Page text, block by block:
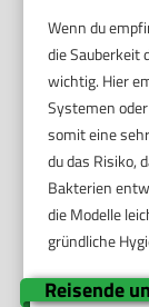
Wenn du
die Sauberkeit
wichtig. Hier
Systemen
somit eine
du das Risiko,
Bakterien
die Modelle
gründliche
Reisende